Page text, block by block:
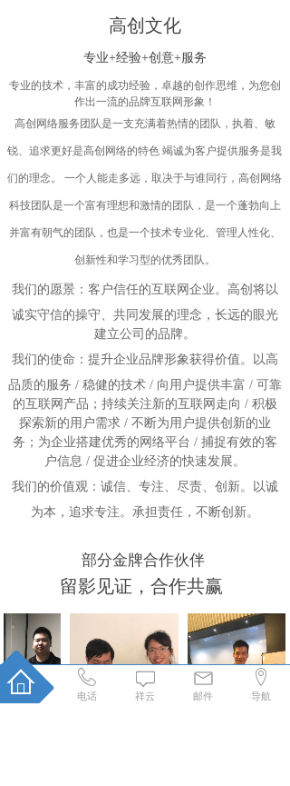
高创文化
专业+经验+创意+服务
专业的技术，丰富的成功经验，卓越的创作思维，为您创
作出一流的品牌互联网形象！
高创网络服务团队是一支充满着热情的团队，执着、敏
锐、追求更好是高创网络的特色 竭诚为客户提供服务是我
们的理念。 一个人能走多远，取决于与谁同行，高创网络
科技团队是一个富有理想和激情的团队，是一个蓬勃向上
并富有朝气的团队，也是一个技术专业化、管理人性化、
创新性和学习型的优秀团队。
我们的愿景：客户信任的互联网企业。 高创将以
诚实守信的操守、共同发展的理念，长远的眼光
建立公司的品牌。
我们的使命：提升企业品牌形象获得价值。
以高
品质的服务 / 稳健的技术 / 向用户提供丰富 / 可靠
的互联网产品；持续关注新的互联网走向 / 积极
探索新的用户需求 / 不断为用户提供创新的业
务；为企业搭建优秀的网络平台 / 捕捉有效的客
户信息 / 促进企业经济的快速发展。
我们的价值观：诚信、专注、尽责、创新。
以诚
为本，追求专注。承担责任，不断创新。
部分金牌合作伙伴
留影见证，合作共赢
电话 祥云 邮件 导航